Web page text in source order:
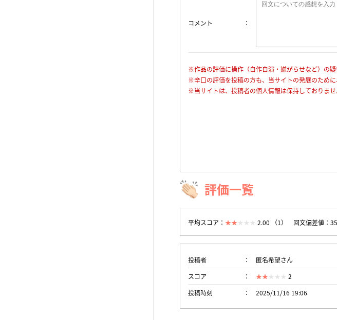
コメント
※作品の評価に操作（自作自演・嫌がらせなど）の
※辛口の評価を投稿の方も、当サイトの発展のために
※当サイトは、投稿者の個人情報は保持しておりませ
評価一覧
平均スコア： 2.00 （1） 回文偏差値：
投稿者
匿名希望さん
スコア
2
投稿時刻
2025/11/16 19:06